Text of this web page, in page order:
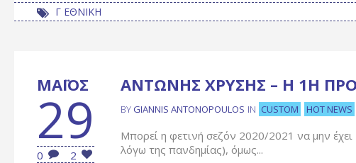
Γ ΕΘΝΙΚΗ
ΜΆΙΟΣ
29
0 2
ΑΝΤΩΝΗΣ ΧΡΥΣΗΣ – Η 1Η
BY GIANNIS ANTONOPOULOS IN CUSTOM HOT NEWS
Μπορεί η φετινή σεζόν 2020/2021 να μην έχει
λόγω της πανδημίας), όμως...